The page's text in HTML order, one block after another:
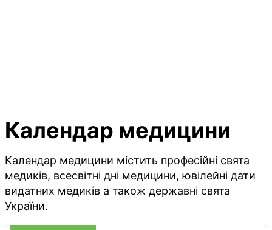
Календар медицини
Календар медицини містить професійні свята
медиків, всесвітні дні медицини, ювілейні дати
видатних медиків а також державні свята
України.